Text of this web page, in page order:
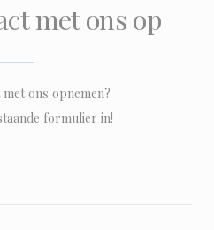
met ons op
ons opnemen?
formulier in!